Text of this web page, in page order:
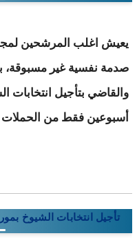
يعيش اغلب المرشحين
صدمة نفسية غير مسبوقة،
والقاضي بتأجيل
أسبوعين فقط من الحملات
تأجيل انتخابات الشيوخ